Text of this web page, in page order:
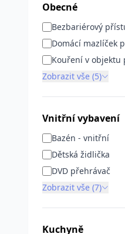
Obecné
Bezbariérový
Domácí mazlíček
Kouření v objektu
Zobrazit vše (5)
Vnitřní vybavení
Bazén - vnitřní
Dětská židlička
DVD přehrávač
Zobrazit vše (7)
Kuchyně